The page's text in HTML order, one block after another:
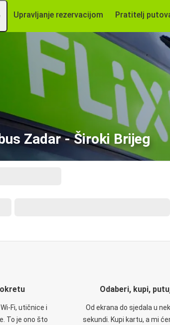
Upravljanje rezervacijom Pratitelj
Zadar - Široki Brijeg
Fi, utičnice i
To je ono što
Odaberi, kupi,
Od ekrana do sjedala u
sekundi. Kupi kartu, a mi